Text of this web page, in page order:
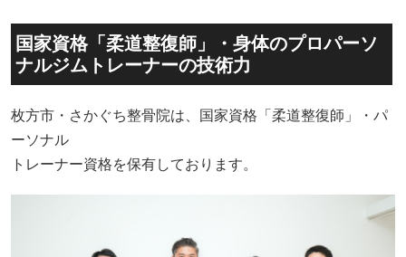
国家資格「柔道整復師」・身体のプロパーソ
ナルジムトレーナーの技術力
枚方市・さかぐち整骨院は、国家資格「柔道整復師」・パ
ーソナル
トレーナー資格を保有しております。